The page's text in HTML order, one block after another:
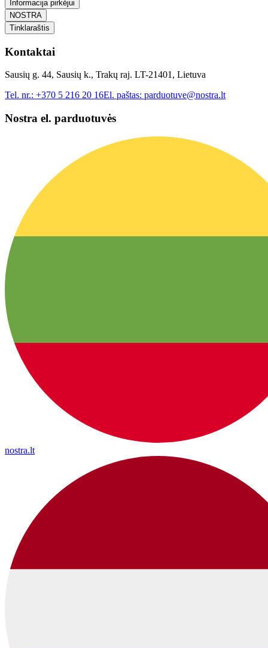
Informacija pirkėjui
NOSTRA
Tinklaraštis
Kontaktai
Sausių g. 44, Sausių k., Trakų raj. LT-21401, Lietuva
Tel. nr.: +370 5 216 20 16El. paštas: parduotuve@nostra.lt
Nostra el. parduotuvės
nostra.lt